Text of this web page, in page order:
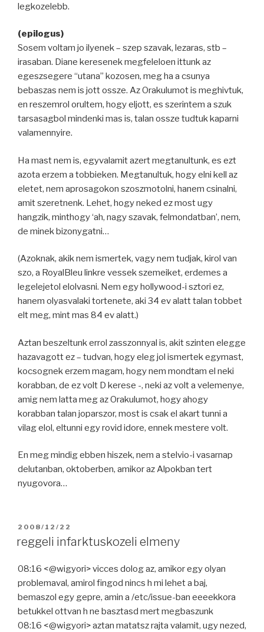
legkozelebb.
(epilogus)
Sosem voltam jo ilyenek – szep szavak, lezaras, stb –
irasaban. Diane keresenek megfeleloen ittunk az
egeszsegere “utana” kozosen, meg ha a csunya
bebaszas nem is jott ossze. Az Orakulumot is meghivtuk,
en reszemrol orultem, hogy eljott, es szerintem a szuk
tarsasagbol mindenki mas is, talan ossze tudtuk kaparni
valamennyire.
Ha mast nem is, egyvalamit azert megtanultunk, es ezt
azota erzem a tobbieken. Megtanultuk, hogy elni kell az
eletet, nem aprosagokon szoszmotolni, hanem csinalni,
amit szeretnenk. Lehet, hogy neked ez most ugy
hangzik, minthogy ‘ah, nagy szavak, felmondatban’, nem,
de minek bizonygatni…
(Azoknak, akik nem ismertek, vagy nem tudjak, kirol van
szo, a RoyalBleu linkre vessek szemeiket, erdemes a
legelejetol elolvasni. Nem egy hollywood-i sztori ez,
hanem olyasvalaki tortenete, aki 34 ev alatt talan tobbet
elt meg, mint mas 84 ev alatt.)
Aztan beszeltunk errol zasszonnyal is, akit szinten elegge
hazavagott ez – tudvan, hogy eleg jol ismertek egymast,
kocsognek erzem magam, hogy nem mondtam el neki
korabban, de ez volt D kerese -, neki az volt a velemenye,
amig nem latta meg az Orakulumot, hogy ahogy
korabban talan joparszor, most is csak el akart tunni a
vilag elol, eltunni egy rovid idore, ennek mestere volt.
En meg mindig ebben hiszek, nem a stelvio-i vasarnap
delutanban, oktoberben, amikor az Alpokban tert
nyugovora…
POSTED
2008/12/22
reggeli infarktuskozeli elmeny
08:16 <@wigyori> vicces dolog az, amikor egy olyan
problemaval, amirol fingod nincs h mi lehet a baj,
bemaszol egy gepre, amin a /etc/issue-ban eeeekkora
betukkel ottvan h ne basztasd mert megbaszunk
08:16 <@wigyori> aztan matatsz rajta valamit, ugy nezed,